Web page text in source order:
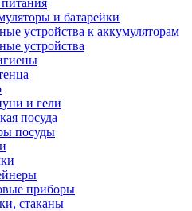
и батарейки
устройства к аккумуляторам
устройства
и гели
посуда
посуды
приборы
стаканы